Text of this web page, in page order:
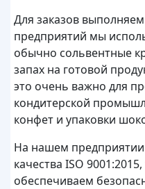
Для заказов
предприятий мы
обычно сольвентные
запах на готовой
это очень важно для
кондитерской
конфет и упаковки
На нашем предприятии
качества ISO
обеспечиваем